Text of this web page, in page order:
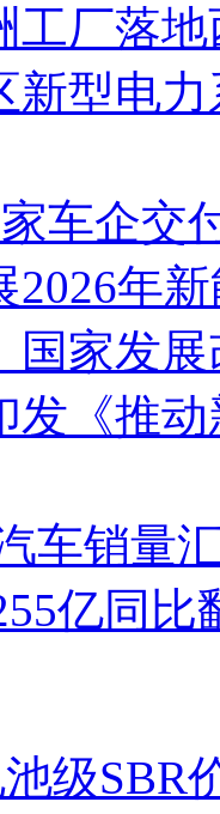
工厂落
新型电
车企交
2026年
国家发
发《推
车销量
亿同
级SBR